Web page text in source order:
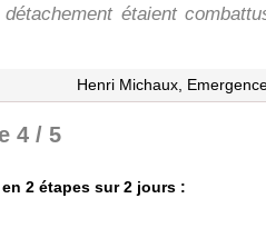
étaient
Henri Michaux,
4 / 5
2 étapes sur 2 jours :